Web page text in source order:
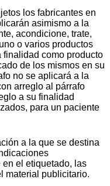
los fabricantes en
asimismo a la
acondicione, trate,
o varios productos
finalidad como producto
de los mismos en su
no se aplicará a la
arreglo al párrafo
a su finalidad
para un paciente
a la que se destina
el etiquetado, las
material publicitario.